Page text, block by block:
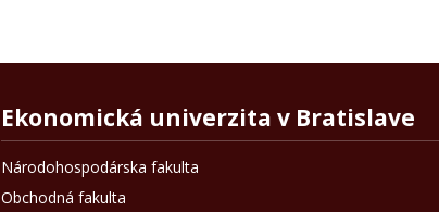
Ekonomická univerzita v Bratislave
Národohospodárska fakulta
Obchodná fakulta